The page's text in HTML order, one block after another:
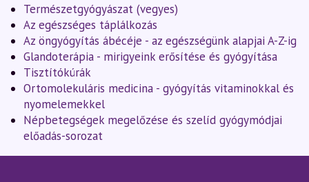
Természetgyógyászat (vegyes)
Az egészséges táplálkozás
Az öngyógyítás ábécéje - az egészségünk alapjai A-Z-ig
Glandoterápia - mirigyeink erősítése és gyógyítása
Tisztítókúrák
Ortomolekuláris medicina - gyógyítás vitaminokkal és
nyomelemekkel
Népbetegségek megelőzése és szelíd gyógymódjai
előadás-sorozat